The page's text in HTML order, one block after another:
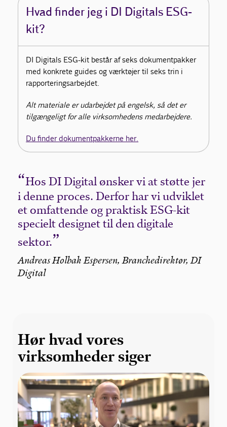
Hvad finder jeg i DI Digitals ESG-
kit?
DI Digitals ESG-kit består af seks dokumentpakker
med konkrete guides og værktøjer til seks trin i
rapporteringsarbejdet.
Alt materiale er udarbejdet på engelsk, så det er
tilgængeligt for alle virksomhedens medarbejdere.
Du finder dokumentpakkerne her.
Hos DI Digital ønsker vi at støtte jer
i denne proces. Derfor har vi udviklet
et omfattende og praktisk ESG-kit
specielt designet til den digitale
sektor.
Andreas Holbak Espersen, Branchedirektør, DI
Digital
Hør hvad vores
virksomheder siger